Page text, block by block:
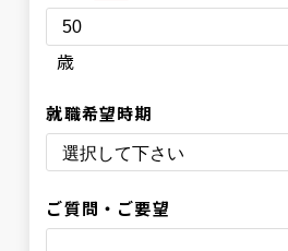
歳
就職希望時期
ご質問・ご要望